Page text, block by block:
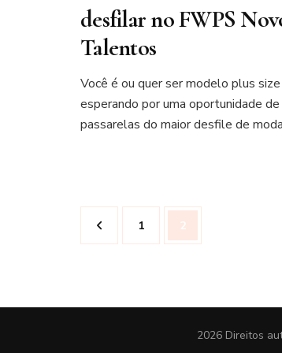
desfilar no FWPS
Talentos
Você é ou quer ser modelo plus
esperando por uma oportunidade
passarelas do maior desfile de
PaginaçãoPágina
1 Página
2
2026 Direitos